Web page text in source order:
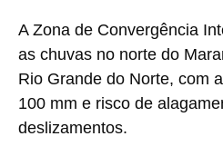
A Zona de Convergência
as chuvas no norte do
Rio Grande do Norte, com
100 mm e risco de
deslizamentos.